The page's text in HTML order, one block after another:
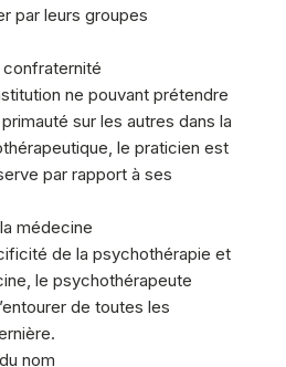
par leurs groupes
ne pouvant prétendre
sur les autres dans la
le praticien est
par rapport à ses
médecine
de la psychothérapie et
le psychothérapeute
de toutes les
nom